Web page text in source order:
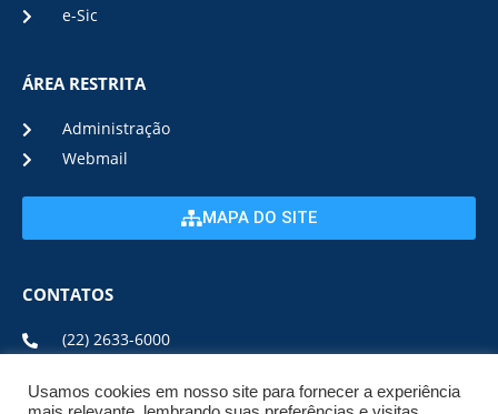
e-Sic
ÁREA RESTRITA
Administração
Webmail
MAPA DO SITE
CONTATOS
(22) 2633-6000
ENDEREÇO E HORÁRIO
Usamos cookies em nosso site para fornecer a experiência